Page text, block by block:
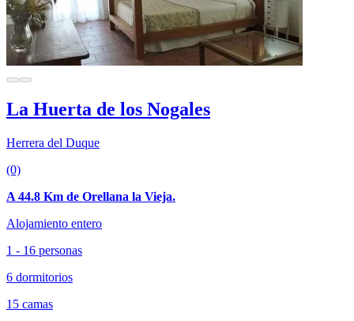
La Huerta de los Nogales
Herrera del Duque
(0)
A 44.8 Km de Orellana la Vieja.
Alojamiento entero
1 - 16 personas
6 dormitorios
15 camas